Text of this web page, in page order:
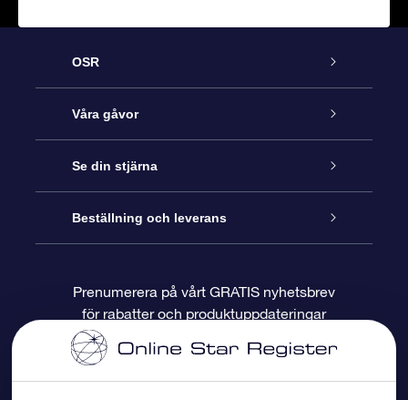
OSR
Kundtjänst
Kontakta oss
Blogg
Recensioner
Våra gåvor
Online-Stjärngåva
OSR Gåvopaket
OSR Presentkort
Företagspresenter
Se din stjärna
Stjärnregiste
Personlig Stjärnsida
One Million Stars
Beställning och leverans
Betalningsinformation
Prenumerera på vårt GRATIS nyhetsbrev
för rabatter och produktuppdateringar